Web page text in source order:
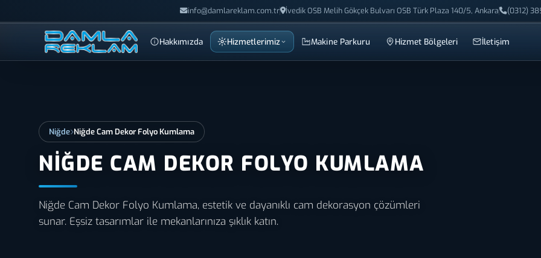
info@damlareklam.com.tr İvedik OSB Melih Gökçek Bulvarı OSB Türk Plaza 140/5, Ankara (0312)
Hakkımızda Hizmetlerimiz Makine Parkuru Hizmet Bölgeleri İletişim
Niğde Niğde Cam Dekor Folyo Kumlama
NIĞDE CAM DEKOR FOLYO KUMLAMA
Niğde Cam Dekor Folyo Kumlama, estetik ve dayanıklı cam dekorasyon çözümleri
sunar. Eşsiz tasarımlar ile mekanlarınıza şıklık katın.